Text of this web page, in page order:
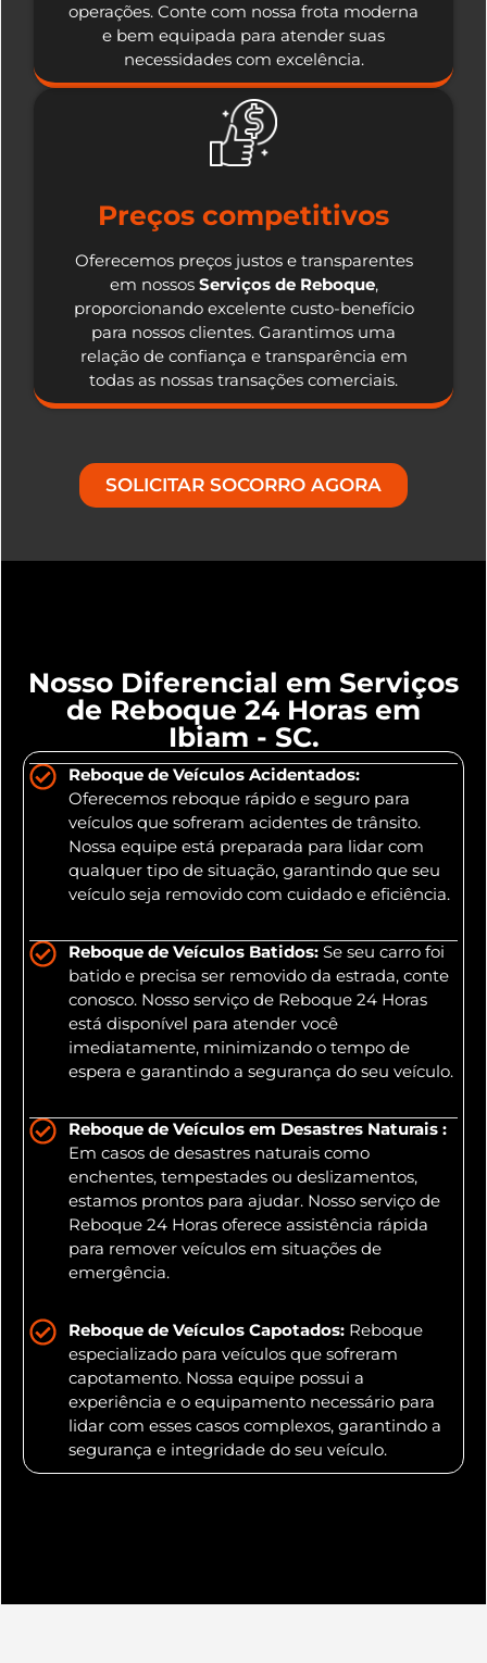
operações. Conte com nossa frota moderna
e bem equipada para atender suas
necessidades com excelência.
Preços competitivos
Oferecemos preços justos e transparentes
em nossos Serviços de Reboque,
proporcionando excelente custo-benefício
para nossos clientes. Garantimos uma
relação de confiança e transparência em
todas as nossas transações comerciais.
SOLICITAR SOCORRO AGORA
Nosso Diferencial em Serviços
de Reboque 24 Horas em
Ibiam - SC.
Reboque de Veículos Acidentados:
Oferecemos reboque rápido e seguro para
veículos que sofreram acidentes de trânsito.
Nossa equipe está preparada para lidar com
qualquer tipo de situação, garantindo que seu
veículo seja removido com cuidado e eficiência.
Reboque de Veículos Batidos: Se seu carro foi
batido e precisa ser removido da estrada, conte
conosco. Nosso serviço de Reboque 24 Horas
está disponível para atender você
imediatamente, minimizando o tempo de
espera e garantindo a segurança do seu veículo.
Reboque de Veículos em Desastres Naturais :
Em casos de desastres naturais como
enchentes, tempestades ou deslizamentos,
estamos prontos para ajudar. Nosso serviço de
Reboque 24 Horas oferece assistência rápida
para remover veículos em situações de
emergência.
Reboque de Veículos Capotados: Reboque
especializado para veículos que sofreram
capotamento. Nossa equipe possui a
experiência e o equipamento necessário para
lidar com esses casos complexos, garantindo a
segurança e integridade do seu veículo.